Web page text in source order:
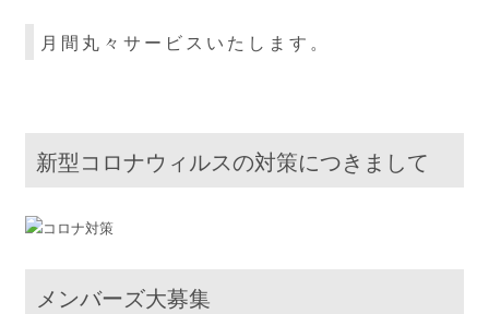
月間丸々サービスいたします。
新型コロナウィルスの対策につきまして
メンバーズ大募集